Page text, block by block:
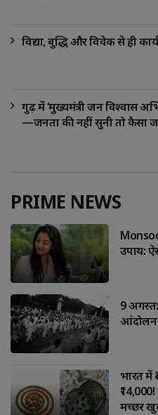
विद्या, बुद्धि और विवेक से ही
गुढ़ में ‘मुख्यमंत्री जन विश्वास
—जनता की नहीं सुनी तो कैसा
PRIME NEWS
उपाय:
9
आंदोलन
भारत में
मच्छर